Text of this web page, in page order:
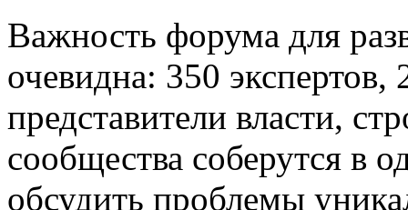
Важность форума для
очевидна: 350 экспертов,
представители власти,
сообщества соберутся в
обсудить проблемы